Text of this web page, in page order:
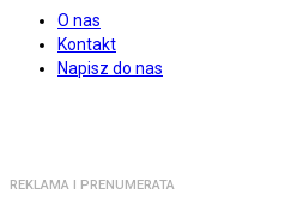
O nas
Kontakt
Napisz do nas
REKLAMA I PRENUMERATA